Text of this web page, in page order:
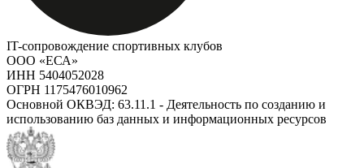
IT-сопровождение спортивных клубов
ООО «ЕСА»
ИНН 5404052028
ОГРН 1175476010962
Основной ОКВЭД: 63.11.1 - Деятельность по созданию и
использованию баз данных и информационных ресурсов